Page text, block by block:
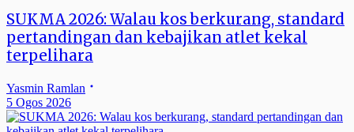
SUKMA 2026: Walau kos berkurang, standard
pertandingan dan kebajikan atlet kekal
terpelihara
Yasmin Ramlan
5 Ogos 2026